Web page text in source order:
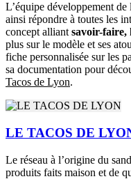
L’équipe développement
ainsi répondre à toutes les
concept alliantsavoir-faire,
plus sur le modèle et ses
fiche personnalisée sur les
sa documentation pour
Tacos de Lyon.
LE TACOS DE
Le réseau à l’origine du
produits faits maison et de